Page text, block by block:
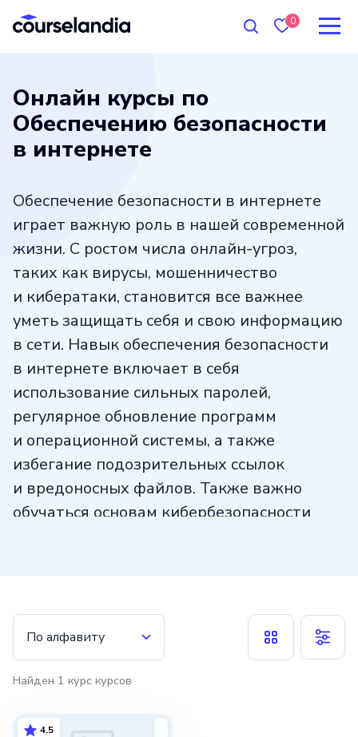
0
Онлайн курсы по
Обеспечению безопасности
в интернете
Обеспечение безопасности в интернете
играет важную роль в нашей современной
жизни. С ростом числа онлайн-угроз,
таких как вирусы, мошенничество
и кибератаки, становится все важнее
уметь защищать себя и свою информацию
в сети. Навык обеспечения безопасности
в интернете включает в себя
использование сильных паролей,
регулярное обновление программ
и операционной системы, а также
избегание подозрительных ссылок
и вредоносных файлов. Также важно
обучаться основам кибербезопасности
и защитить себя от онлайн-угроз.
По алфавиту
Найден 1 курс курсов
4.5